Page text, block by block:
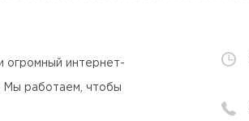
огромный интернет-
Мы работаем, чтобы